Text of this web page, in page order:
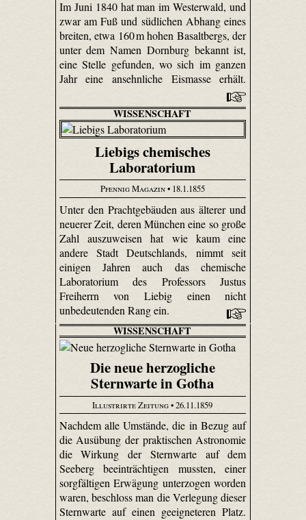
Im Juni 1840 hat man im Westerwald, und
zwar am Fuß und südlichen Abhang eines
breiten, etwa 160 m hohen Basaltbergs, der
unter dem Namen Dornburg bekannt ist,
eine Stelle gefunden, wo sich im ganzen
Jahr eine ansehnliche Eismasse erhält.
WISSENSCHAFT
Liebigs chemisches
Laboratorium
Pfennig Magazin• 18.1.1855
Unter den Prachtgebäuden aus älterer und
neuerer Zeit, deren München eine so große
Zahl auszuweisen hat wie kaum eine
andere Stadt Deutschlands, nimmt seit
einigen Jahren auch das chemische
Laboratorium des Professors Justus
Freiherrn von Liebig einen nicht
unbedeutenden Rang ein.
WISSENSCHAFT
Die neue herzogliche
Sternwarte in Gotha
Illustrirte Zeitung• 26.11.1859
Nachdem alle Umstände, die in Bezug auf
die Ausübung der praktischen Astronomie
die Wirkung der Sternwarte auf dem
Seeberg beeinträchtigen mussten, einer
sorgfältigen Erwägung unterzogen worden
waren, beschloss man die Verlegung dieser
Sternwarte auf einen geeigneteren Platz.